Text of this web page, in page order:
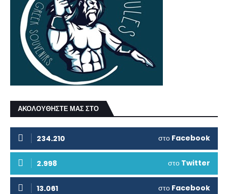
ΑΚΟΛΟΥΘΗΣΤΕ ΜΑΣ ΣΤΟ
234.210 στο Facebook
2.998 στο Twitter
13.061 στο Facebook